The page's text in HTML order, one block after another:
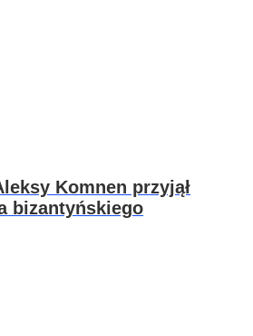
Komnen przyjął
bizantyńskiego